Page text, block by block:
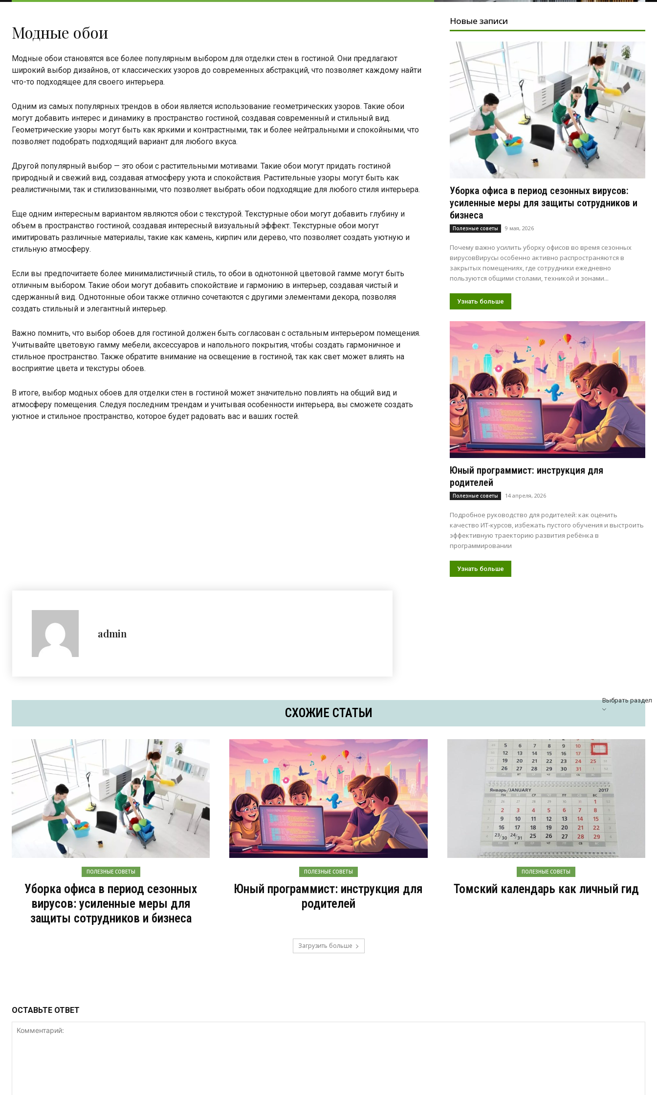
Модные обои
Модные обои становятся все более популярным выбором для отделки стен в гостиной. Они предлагают
широкий выбор дизайнов, от классических узоров до современных абстракций, что позволяет каждому найти
что-то подходящее для своего интерьера.
Одним из самых популярных трендов в обои является использование геометрических узоров. Такие обои
могут добавить интерес и динамику в пространство гостиной, создавая современный и стильный вид.
Геометрические узоры могут быть как яркими и контрастными, так и более нейтральными и спокойными, что
позволяет подобрать подходящий вариант для любого вкуса.
Другой популярный выбор — это обои с растительными мотивами. Такие обои могут придать гостиной
природный и свежий вид, создавая атмосферу уюта и спокойствия. Растительные узоры могут быть как
реалистичными, так и стилизованными, что позволяет выбрать обои подходящие для любого стиля интерьера.
Еще одним интересным вариантом являются обои с текстурой. Текстурные обои могут добавить глубину и
объем в пространство гостиной, создавая интересный визуальный эффект. Текстурные обои могут
имитировать различные материалы, такие как камень, кирпич или дерево, что позволяет создать уютную и
стильную атмосферу.
Если вы предпочитаете более минималистичный стиль, то обои в однотонной цветовой гамме могут быть
отличным выбором. Такие обои могут добавить спокойствие и гармонию в интерьер, создавая чистый и
сдержанный вид. Однотонные обои также отлично сочетаются с другими элементами декора, позволяя
создать стильный и элегантный интерьер.
Важно помнить, что выбор обоев для гостиной должен быть согласован с остальным интерьером помещения.
Учитывайте цветовую гамму мебели, аксессуаров и напольного покрытия, чтобы создать гармоничное и
стильное пространство. Также обратите внимание на освещение в гостиной, так как свет может влиять на
восприятие цвета и текстуры обоев.
В итоге, выбор модных обоев для отделки стен в гостиной может значительно повлиять на общий вид и
атмосферу помещения. Следуя последним трендам и учитывая особенности интерьера, вы сможете создать
уютное и стильное пространство, которое будет радовать вас и ваших гостей.
Новые записи
Уборка офиса в период сезонных вирусов:
усиленные меры для защиты сотрудников и
бизнеса
Полезные советы 9 мая, 2026
Почему важно усилить уборку офисов во время сезонных
вирусовВирусы особенно активно распространяются в
закрытых помещениях, где сотрудники ежедневно
пользуются общими столами, техникой и зонами...
Узнать больше
Юный программист: инструкция для
родителей
Полезные советы 14 апреля, 2026
Подробное руководство для родителей: как оценить
качество ИТ-курсов, избежать пустого обучения и выстроить
эффективную траекторию развития ребёнка в
программировании
Узнать больше
admin
СХОЖИЕ СТАТЬИ
Выбрать раздел
ПОЛЕЗНЫЕ СОВЕТЫ
Уборка офиса в период сезонных
вирусов: усиленные меры для
защиты сотрудников и бизнеса
ПОЛЕЗНЫЕ СОВЕТЫ
Юный программист: инструкция для
родителей
ПОЛЕЗНЫЕ СОВЕТЫ
Томский календарь как личный гид
Загрузить больше
ОСТАВЬТЕ ОТВЕТ